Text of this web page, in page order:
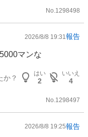
No. 1298498
2026/8/8 19:31 報告
マンな
か？
はい
2
いいえ
4
No.1298497
2026/8/8 19:25報告